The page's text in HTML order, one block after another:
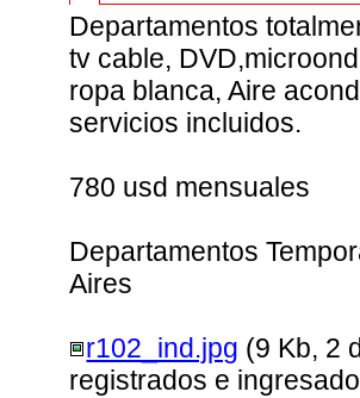
Departamentos
tv cable,
ropa blanca, Aire
servicios incluidos.
780 usd mensuales
Departamentos
Aires
r102_ind.jpg (9 Kb, 2
registrados e